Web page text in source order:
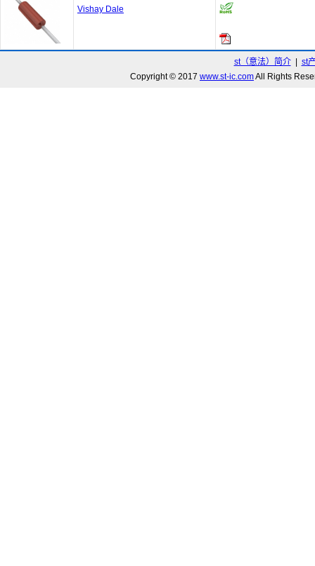
Vishay Dale
st（意法）简介| st
Copyright © 2017 www.st-ic.comAll Rights